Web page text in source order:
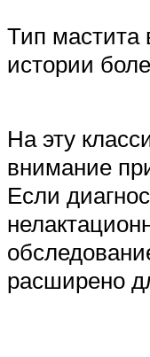
Тип мастита
истории
На эту
внимание
Если
расширено